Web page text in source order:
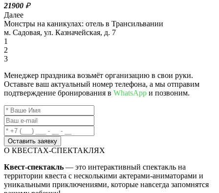
21900 ₽
Далее
Монстры на каникулах: отель в Трансильвании
м. Садовая, ул. Казначейская, д. 7
1
2
3
Менеджер праздника возьмёт организацию в свои руки.
Оставьте ваш актуальный номер телефона, а мы отправим
подтверждение бронирования в WhatsApp и позвоним.
Оставить заявку
О КВЕСТАХ-СПЕКТАКЛЯХ
Квест-спектакль — это интерактивный спектакль на
территории квеста с несколькими актерами-аниматорами и
уникальными приключениями, которые навсегда запомнятся